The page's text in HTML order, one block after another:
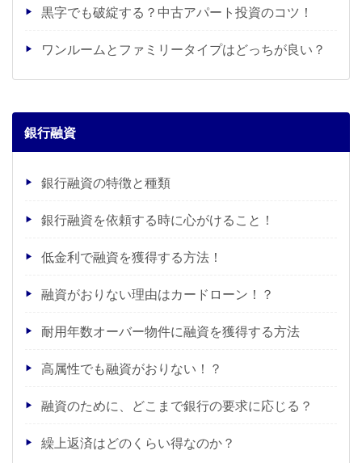
黒字でも破綻する？中古アパート投資のコツ！
ワンルームとファミリータイプはどっちが良い？
銀行融資
銀行融資の特徴と種類
銀行融資を依頼する時に心がけること！
低金利で融資を獲得する方法！
融資がおりない理由はカードローン！？
耐用年数オーバー物件に融資を獲得する方法
高属性でも融資がおりない！？
融資のために、どこまで銀行の要求に応じる？
繰上返済はどのくらい得なのか？